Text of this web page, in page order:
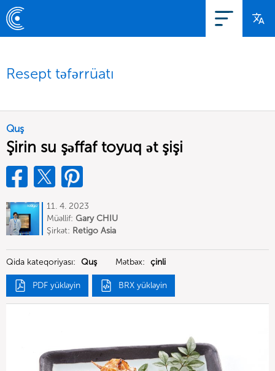
Resept təfərrüatı
Quş
Şirin su şəffaf toyuq ət şişi
11. 4. 2023
Müəllif: Gary CHIU
Şirkət: Retigo Asia
Qida kateqoriyası: Quş Mətbəx: çinli
PDF yükləyin BRX yükləyin